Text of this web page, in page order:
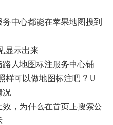
中心都能在苹果地图搜到
显示出来
人地图标注服务中心铺
样可以做地图标注吧 ? U
况
，为什么在首页上搜索公